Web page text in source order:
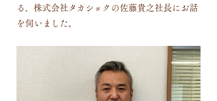
る、株式会社タカショクの佐藤貴之社長にお話
を伺いました。